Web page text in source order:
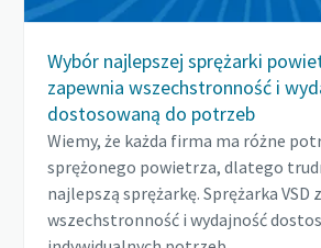
Wybór najlepszej sprężarki
zapewnia wszechstronność i
dostosowaną do potrzeb
Wiemy, że każda firma ma różne
sprężonego powietrza, dlatego
najlepszą sprężarkę. Sprężarka VSD
wszechstronność i wydajność